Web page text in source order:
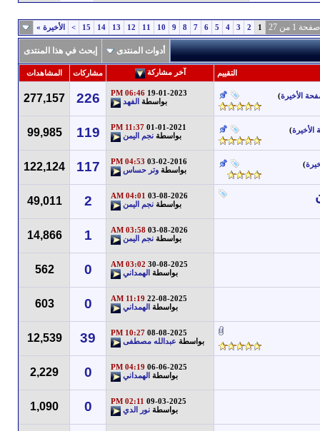
صفحة 1 من 27 1
2
3
4
5
6
7
8
9
10
11
12
13
14
15
> الأخيرة »
أدوات المنتدى إبحث في هذا المنتدى
التقييم آخر مشاركة مشاركات المشاهدات
الأخيرة)
19-01-2023
06:46 PM
بواسطة
الفهد 226
277,157
الأخيرة)
01-01-2021
11:37 PM
بواسطة نجم اليمن 119
99,985
)
03-02-2016
04:53 PM
بواسطة وتر حساس 117
122,124
03-08-2026
04:01 AM
بواسطة نجم اليمن 2
49,011
03-08-2026
03:58 AM
بواسطة نجم اليمن 1
14,866
30-08-2025
03:02 AM
بواسطة
الهمداني 0
562
22-08-2025
11:19 AM
بواسطة
الهمداني 0
603
08-08-2025
10:27 PM
بواسطة عبدالله مصطفى 39
12,539
06-06-2025
04:19 PM
بواسطة
الهمداني 0
2,229
09-03-2025
02:11 PM
بواسطة نور الدي 0
1,090